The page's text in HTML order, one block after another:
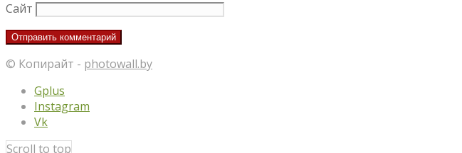
Сайт
© Копирайт - photowall.by
Gplus
Instagram
Vk
Scroll to top